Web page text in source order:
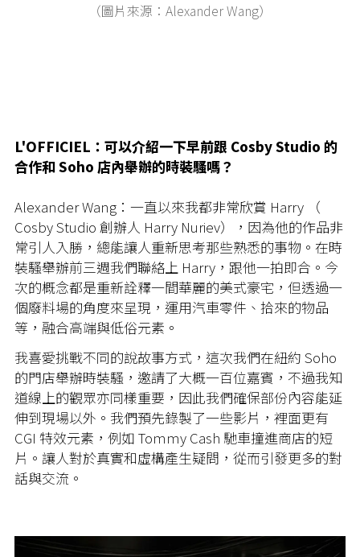
（圖片來源：Alexander Wang）
L'OFFICIEL：可以介紹一下早前跟 Cosby Studio 的
合作和 Soho 店內舉辦的時裝騷嗎？
Alexander Wang：一直以來我都非常欣賞 Harry （
Cosby Studio 創辦人 Harry Nuriev），因為他的作品非
常引人入勝，總能讓人重新思考那些熟悉的事物。在時
裝騷舉辦前三週我們聯絡上 Harry，跟他一拍即合。今
次的概念都是重新詮釋一間華麗的美式豪宅，但透過一
個廢料場的角度來呈現，運用汽車零件、拾來的物品
等，融合高端與低俗元素。
我喜愛挑戰不同的說故事方式，這次我們在紐約 Soho
的門店舉辦時裝騷，邀請了大概一百位嘉賓，不過我知
道線上的觀眾亦同樣重要，因此我們確保部份內容能延
伸到現場以外。我們預先錄製了一些影片，裡面更有
CGI 特效元素，例如 Tommy Cash 馳車撞進商店的短
片。讓人對於真實和虛構產生疑問，從而引發更多的對
話與交流。